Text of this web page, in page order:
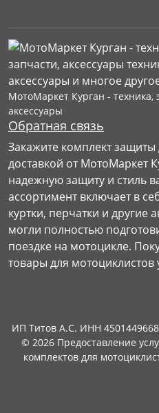
МотоМаркет Курган - техника,
аксессуары
Обратная связь
Закажите комплект защиты
доставкой от МотоМаркет
надежную защиту и стиль
ассортимент включает в
куртки, перчатки и другие
могли полностью
поездке на мотоцикле.
товары для мотоциклистов
ИП Титов А.С. ИНН
© 2026 Предоставление
комплектов для